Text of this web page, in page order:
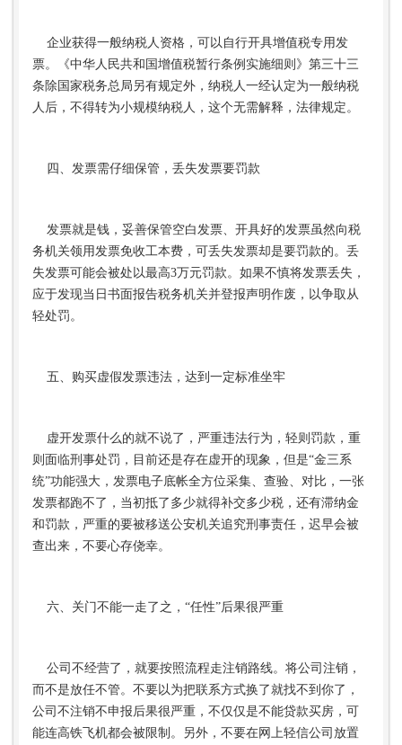
企业获得一般纳税人资格，可以自行开具增值税专用发
票。《中华人民共和国增值税暂行条例实施细则》第三十三
条除国家税务总局另有规定外，纳税人一经认定为一般纳税
人后，不得转为小规模纳税人，这个无需解释，法律规定。
四、发票需仔细保管，丢失发票要罚款
发票就是钱，妥善保管空白发票、开具好的发票虽然向税
务机关领用发票免收工本费，可丢失发票却是要罚款的。丢
失发票可能会被处以最高3万元罚款。如果不慎将发票丢失，
应于发现当日书面报告税务机关并登报声明作废，以争取从
轻处罚。
五、购买虚假发票违法，达到一定标准坐牢
虚开发票什么的就不说了，严重违法行为，轻则罚款，重
则面临刑事处罚，目前还是存在虚开的现象，但是“金三系
统”功能强大，发票电子底帐全方位采集、查验、对比，一张
发票都跑不了，当初抵了多少就得补交多少税，还有滞纳金
和罚款，严重的要被移送公安机关追究刑事责任，迟早会被
查出来，不要心存侥幸。
六、关门不能一走了之，“任性”后果很严重
公司不经营了，就要按照流程走注销路线。将公司注销，
而不是放任不管。不要以为把联系方式换了就找不到你了，
公司不注销不申报后果很严重，不仅仅是不能贷款买房，可
能连高铁飞机都会被限制。另外，不要在网上轻信公司放置